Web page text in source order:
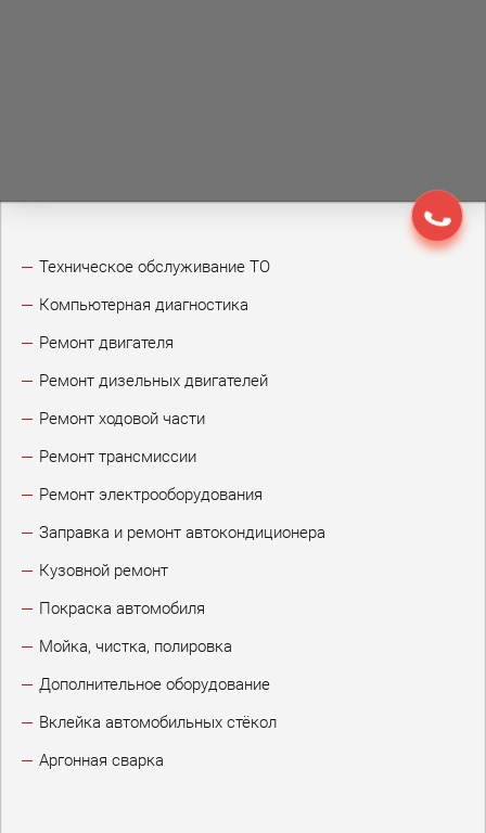
Техническое обслуживание ТО
Компьютерная диагностика
Ремонт двигателя
Ремонт дизельных двигателей
Ремонт ходовой части
Ремонт трансмиссии
Ремонт электрооборудования
Заправка и ремонт автокондиционера
Кузовной ремонт
Покраска автомобиля
Мойка, чистка, полировка
Дополнительное оборудование
Вклейка автомобильных стёкол
Аргонная сварка